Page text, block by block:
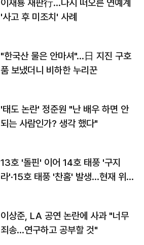
이재룡 재판行…다시 떠오른 연예계
'사고 후 미조치' 사례
"한국산 물은 안마셔"…日 지진 구호
품 보냈더니 비하한 누리꾼
'태도 논란' 정준원 "난 배우 하면 안
되는 사람인가? 생각 했다"
13호 '돌핀' 이어 14호 태풍 '구지
라'·15호 태풍 '찬홈' 발생…현재 위
이상준, LA 공연 논란에 사과 "너무
죄송…연구하고 공부할 것"